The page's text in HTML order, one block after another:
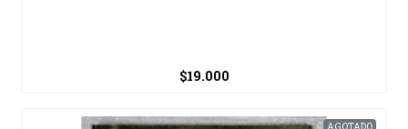
$19.000
AGOTADO